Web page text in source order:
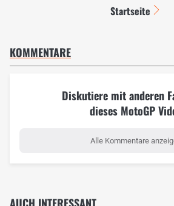
Startseite
KOMMENTARE
Diskutiere mit anderen
dieses MotoGP
Alle Kommentare
AUCH INTERESSANT